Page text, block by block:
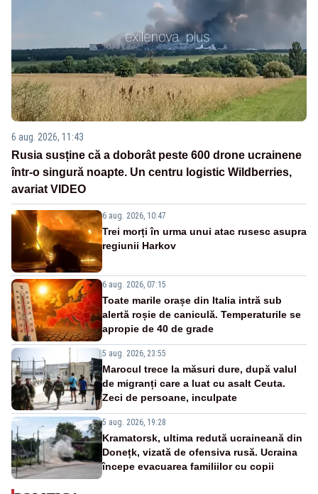
6 aug. 2026, 11:43
Rusia susține că a doborât peste 600 drone ucrainene
într-o singură noapte. Un centru logistic Wildberries,
avariat VIDEO
6 aug. 2026, 10:47
Trei morți în urma unui atac rusesc asupra
regiunii Harkov
6 aug. 2026, 07:15
Toate marile orașe din Italia intră sub
alertă roșie de caniculă. Temperaturile se
apropie de 40 de grade
5 aug. 2026, 23:55
Marocul trece la măsuri dure, după valul
de migranți care a luat cu asalt Ceuta.
Zeci de persoane, inculpate
5 aug. 2026, 19:28
Kramatorsk, ultima redută ucraineană din
Donețk, vizată de ofensiva rusă. Ucraina
începe evacuarea familiilor cu copii